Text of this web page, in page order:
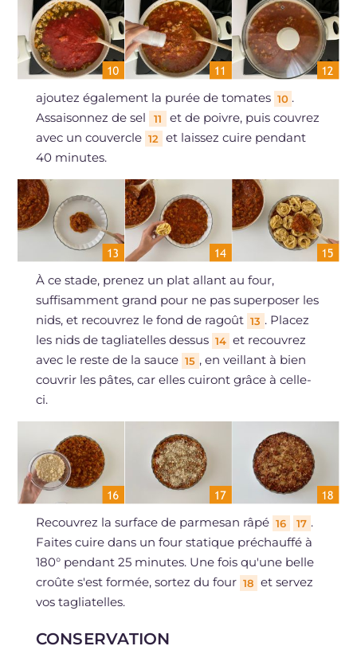
ajoutez également la purée de tomates 10 .
Assaisonnez de sel
11
et de poivre, puis couvrez
avec un couvercle 12
et laissez cuire pendant
40 minutes.
À ce stade, prenez un plat allant au four,
suffisamment grand pour ne pas superposer les
nids, et recouvrez le fond de ragoût 13 . Placez
les nids de tagliatelles dessus 14 et recouvrez
avec le reste de la sauce 15 , en veillant à bien
couvrir les pâtes, car elles cuiront grâce à celle-
ci.
Recouvrez la surface de parmesan râpé 16 17 .
Faites cuire dans un four statique préchauffé à
180° pendant 25 minutes. Une fois qu'une belle
croûte s'est formée, sortez du four 18 et servez
vos tagliatelles.
CONSERVATION